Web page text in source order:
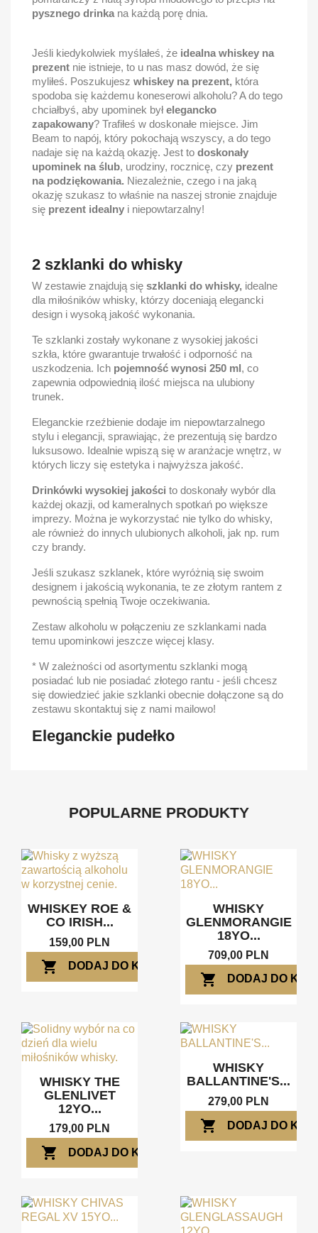
pysznego drinka na każdą porę dnia.
Jeśli kiedykolwiek myślałeś, że idealna whiskey na
prezent nie istnieje, to u nas masz dowód, że się
myliłeś. Poszukujesz whiskey na prezent, która
spodoba się każdemu koneserowi alkoholu? A do tego
chciałbyś, aby upominek byłelegancko
zapakowany? Trafiłeś w doskonałe miejsce. Jim
Beam to napój, który pokochają wszyscy, a do tego
nadaje się na każdą okazję. Jest to doskonały
upominek na ślub, urodziny, rocznicę, czy prezent
na podziękowania. Niezależnie, czego i na jaką
okazję szukasz to właśnie na naszej stronie znajduje
się prezent idealny i niepowtarzalny!
2 szklanki do whisky
W zestawie znajdują się szklanki do whisky, idealne
dla miłośników whisky, którzy doceniają elegancki
design i wysoką jakość wykonania.
Te szklanki zostały wykonane z wysokiej jakości
szkła, które gwarantuje trwałość i odporność na
uszkodzenia. Ich pojemność wynosi 250 ml, co
zapewnia odpowiednią ilość miejsca na ulubiony
trunek.
Eleganckie rzeźbienie dodaje im niepowtarzalnego
stylu i elegancji, sprawiając, że prezentują się bardzo
luksusowo. Idealnie wpiszą się w aranżacje wnętrz, w
których liczy się estetyka i najwyższa jakość.
Drinkówki wysokiej jakości to doskonały wybór dla
każdej okazji, od kameralnych spotkań po większe
imprezy. Można je wykorzystać nie tylko do whisky,
ale również do innych ulubionych alkoholi, jak np. rum
czy brandy.
Jeśli szukasz szklanek, które wyróżnią się swoim
designem i jakością wykonania, te ze złotym rantem z
pewnością spełnią Twoje oczekiwania.
Zestaw alkoholu w połączeniu ze szklankami nada
temu upominkowi jeszcze więcej klasy.
* W zależności od asortymentu szklanki mogą
posiadać lub nie posiadać złotego rantu - jeśli chcesz
się dowiedzieć jakie szklanki obecnie dołączone są do
zestawu skontaktuj się z nami mailowo!
Eleganckie pudełko
POPULARNE PRODUKTY
WHISKEY ROE &
CO IRISH...
159,00 PLN
shopping_cart DODAJ DO KOSZYKA
WHISKY
GLENMORANGIE
18YO...
709,00 PLN
shopping_cart DODAJ DO
WHISKY THE
GLENLIVET
12YO...
179,00 PLN
shopping_cart DODAJ DO KOSZYKA
WHISKY
BALLANTINE'S...
279,00 PLN
shopping_cart DODAJ DO